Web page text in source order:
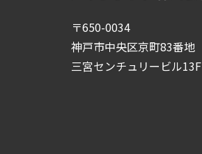
〒650-0034
神戸市中央区京町83番地
三宮センチュリービル13F